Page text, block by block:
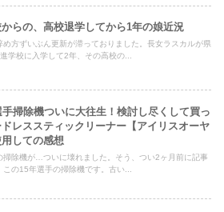
らの、高校退学してから1年の娘近況
め方ずいぶん更新が滞っておりました。長女ラスカルが県
学校に入学して2年、その高校の...
手掃除機ついに大往生！検討し尽くして買っ
レススティックリーナー【アイリスオーヤ
しての感想
掃除機が…ついに壊れました。そう、つい2ヶ月前に記事
この15年選手の掃除機です。古い...